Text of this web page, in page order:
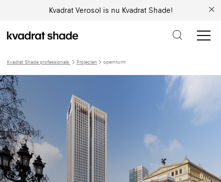
Kvadrat Verosol is nu Kvadrat Shade!
Kvadrat Shade professionals Projecten opernturm